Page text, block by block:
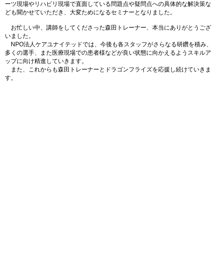
ーツ現場やリハビリ現場で直面している問題点や疑問点への具体的な解決策な
ども聞かせていただき、大変ためになるセミナーとなりました。
お忙しい中、講師をしてくださった森田トレーナー、本当にありがとうござ
いました。
NPO法人ケアユナイテッドでは、今後も各スタッフがさらなる研鑽を積み、
多くの選手、また医療現場での患者様などが良い状態に向かえるようスキルア
ップに向け精進していきます。
また、これからも森田トレーナーとドラゴンフライズを応援し続けていきま
す。